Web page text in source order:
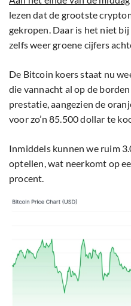
lezen dat de grootste
gekropen. Daar is het niet
zelfs weer groene cijfers
De Bitcoin koers staat nu
die vannacht al op de
prestatie, aangezien de
voor zo’n 85.500 dollar te
Inmiddels kunnen we ruim
optellen, wat neerkomt op
procent.